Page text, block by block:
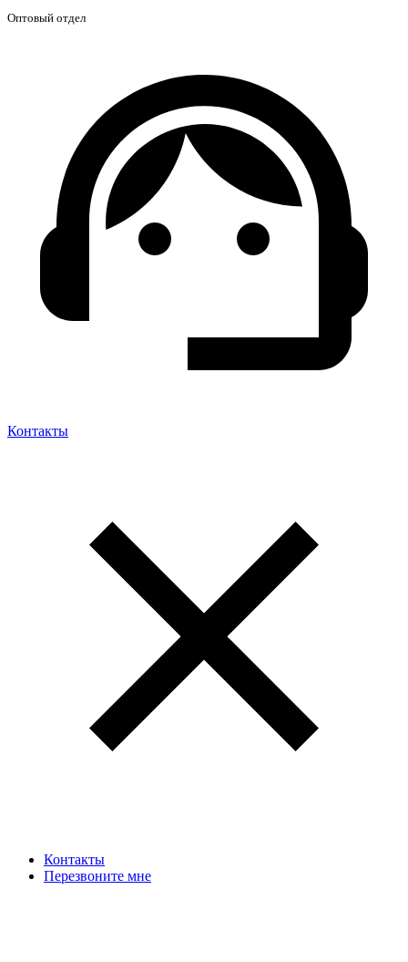
Оптовый отдел
Контакты
Контакты
Перезвоните мне